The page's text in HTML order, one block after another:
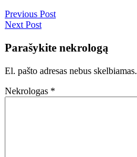
Previous Post
Next Post
Parašykite nekrologą
El. pašto adresas nebus skelbiamas.
Nekrologas *